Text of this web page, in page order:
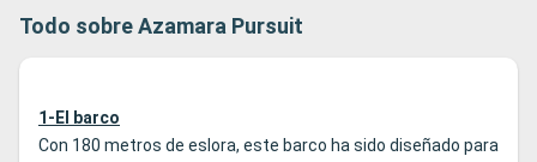
Todo sobre Azamara Pursuit
1-El barco
Con 180 metros de eslora, este barco ha sido diseñado para